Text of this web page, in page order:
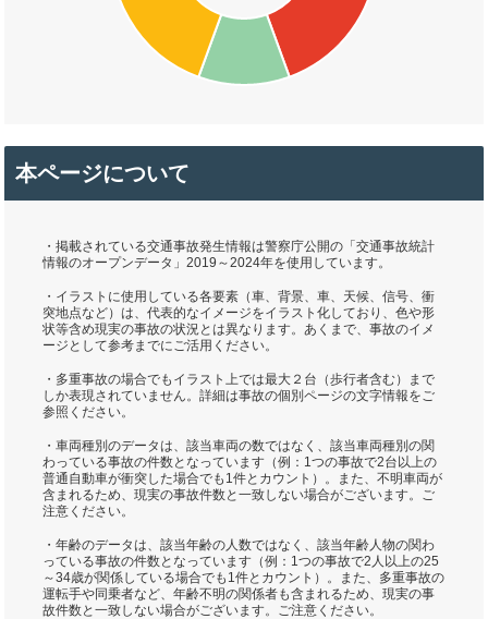
本ページについて
・掲載されている交通事故発生情報は警察庁公開の「交通事故統計
情報のオープンデータ」2019～2024年を使用しています。
・イラストに使用している各要素（車、背景、車、天候、信号、衝
突地点など）は、代表的なイメージをイラスト化しており、色や形
状等含め現実の事故の状況とは異なります。あくまで、事故のイメ
ージとして参考までにご活用ください。
・多重事故の場合でもイラスト上では最大２台（歩行者含む）まで
しか表現されていません。詳細は事故の個別ページの文字情報をご
参照ください。
・車両種別のデータは、該当車両の数ではなく、該当車両種別の関
わっている事故の件数となっています（例：1つの事故で2台以上の
普通自動車が衝突した場合でも1件とカウント）。また、不明車両が
含まれるため、現実の事故件数と一致しない場合がございます。ご
注意ください。
・年齢のデータは、該当年齢の人数ではなく、該当年齢人物の関わ
っている事故の件数となっています（例：1つの事故で2人以上の25
～34歳が関係している場合でも1件とカウント）。また、多重事故の
運転手や同乗者など、年齢不明の関係者も含まれるため、現実の事
故件数と一致しない場合がございます。ご注意ください。